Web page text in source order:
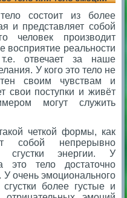
состоит из более
и представляет собой
человек производит
восприятие реальности
отвечает за наше
У кого это тело не
своим чувствам и
свои поступки и живёт
могут служить
четкой формы, как
собой непрерывно
сгустки энергии. У
это тело достаточно
очень эмоционального
более густые и